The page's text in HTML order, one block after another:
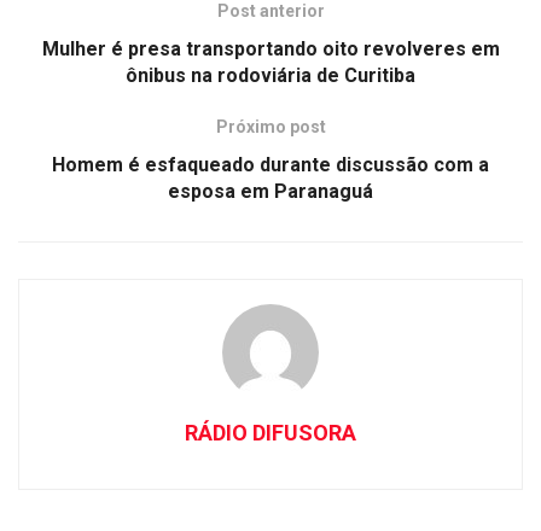
Post anterior
Mulher é presa transportando oito revolveres em
ônibus na rodoviária de Curitiba
Próximo post
Homem é esfaqueado durante discussão com a
esposa em Paranaguá
RÁDIO DIFUSORA